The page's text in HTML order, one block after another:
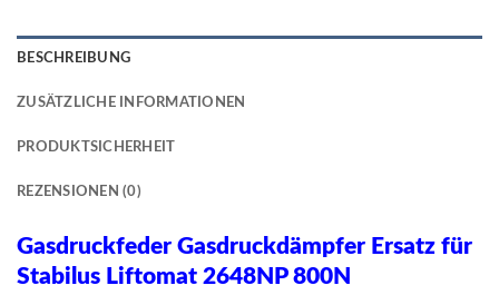
BESCHREIBUNG
ZUSÄTZLICHE INFORMATIONEN
PRODUKTSICHERHEIT
REZENSIONEN (0)
Gasdruckfeder Gasdruckdämpfer Ersatz für
Stabilus Liftomat 2648NP 800N